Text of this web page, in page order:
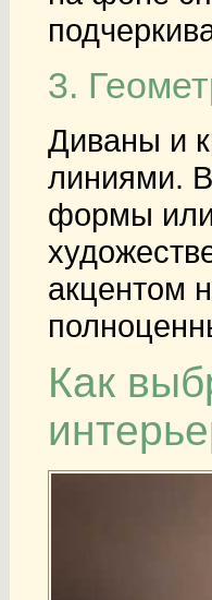
3.
Диваны и
линиями.
формы или
акцентом
Как